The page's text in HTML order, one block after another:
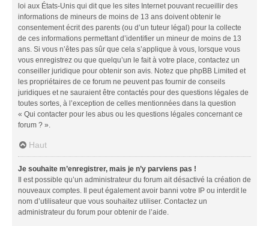
loi aux États-Unis qui dit que les sites Internet pouvant recueillir des
informations de mineurs de moins de 13 ans doivent obtenir le
consentement écrit des parents (ou d’un tuteur légal) pour la collecte
de ces informations permettant d’identifier un mineur de moins de 13
ans. Si vous n’êtes pas sûr que cela s’applique à vous, lorsque vous
vous enregistrez ou que quelqu’un le fait à votre place, contactez un
conseiller juridique pour obtenir son avis. Notez que phpBB Limited et
les propriétaires de ce forum ne peuvent pas fournir de conseils
juridiques et ne sauraient être contactés pour des questions légales de
toutes sortes, à l’exception de celles mentionnées dans la question
« Qui contacter pour les abus ou les questions légales concernant ce
forum ? ».
Haut
Je souhaite m’enregistrer, mais je n’y parviens pas !
Il est possible qu’un administrateur du forum ait désactivé la création de
nouveaux comptes. Il peut également avoir banni votre IP ou interdit le
nom d’utilisateur que vous souhaitez utiliser. Contactez un
administrateur du forum pour obtenir de l’aide.